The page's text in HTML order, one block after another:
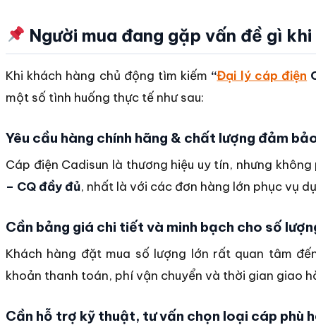
Người mua đang gặp vấn đề gì
Khi khách hàng chủ động tìm kiếm “Đại lý cáp điện
một số tình huống thực tế như sau:
Yêu cầu hàng chính hãng & chất lượng đảm
Cáp điện Cadisun là thương hiệu uy tín, nhưng
– CQ đầy đủ, nhất là với các đơn hàng lớn phục vụ
Cần bảng giá chi tiết và minh bạch cho số
Khách hàng đặt mua số lượng lớn rất quan tâm
khoản thanh toán, phí vận chuyển và thời gian giao
Cần hỗ trợ kỹ thuật, tư vấn chọn loại cáp phù